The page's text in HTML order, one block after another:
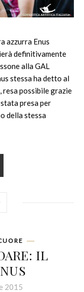
azzurra Enus
definitivamente
alla GAL
stessa ha detto al
resa possibile grazie
presa per
della stessa
IL
2015